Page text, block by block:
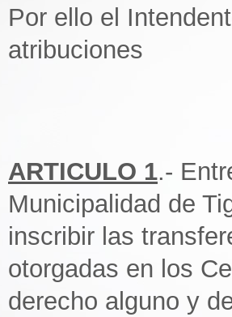
Por ello el
atribuciones
ARTICULO 1.-
Municipalidad de
inscribir las
otorgadas en los
derecho alguno y